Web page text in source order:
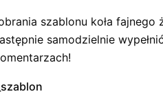
szablonu koła
samodzielnie